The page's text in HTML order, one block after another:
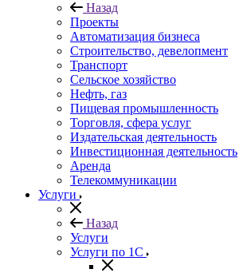
Назад
Проекты
Автоматизация бизнеса
Строительство, девелопмент
Транспорт
Сельское хозяйство
Нефть, газ
Пищевая промышленность
Торговля, сфера услуг
Издательская деятельность
Инвестиционная деятельность
Аренда
Телекоммуникации
Услуги
Назад
Услуги
Услуги по 1С